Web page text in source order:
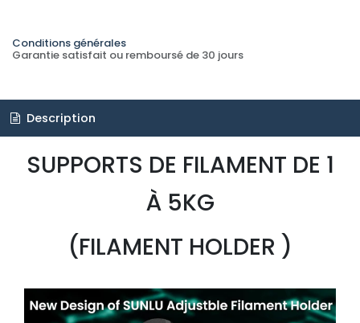
Conditions générales
Garantie satisfait ou remboursé de 30 jours
Description
SUPPORTS DE FILAMENT DE 1
À 5KG
(FILAMENT HOLDER )